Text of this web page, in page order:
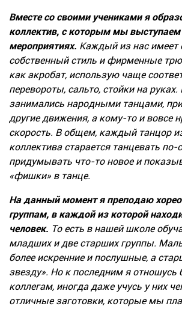
Вместе со своими учениками я
коллектив, с которым мы
мероприятиях. Каждый из нас имеет
собственный стиль и фирменные
как акробат, использую чаще
перевороты, сальто, стойки на
занимались народными танцами,
другие движения, а кому-то и вовсе
скорость. В общем, каждый танцор
коллектива старается танцевать по-
придумывать что-то новое и
«фишки» в танце.
На данный момент я преподаю
группам, в каждой из которой
человек. То есть в нашей школе
младших и две старших группы.
более искренние и послушные, а
звезду». Но к последним я отношусь
коллегам, иногда даже учусь у них
отличные заготовки, которые мы